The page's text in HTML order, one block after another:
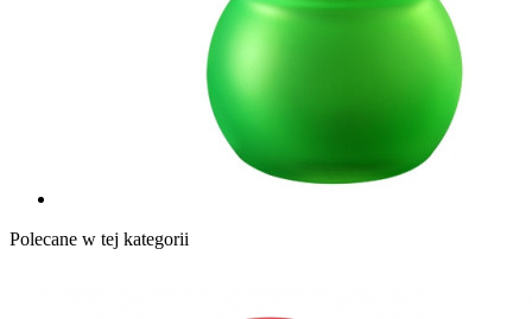
Polecane w tej kategorii